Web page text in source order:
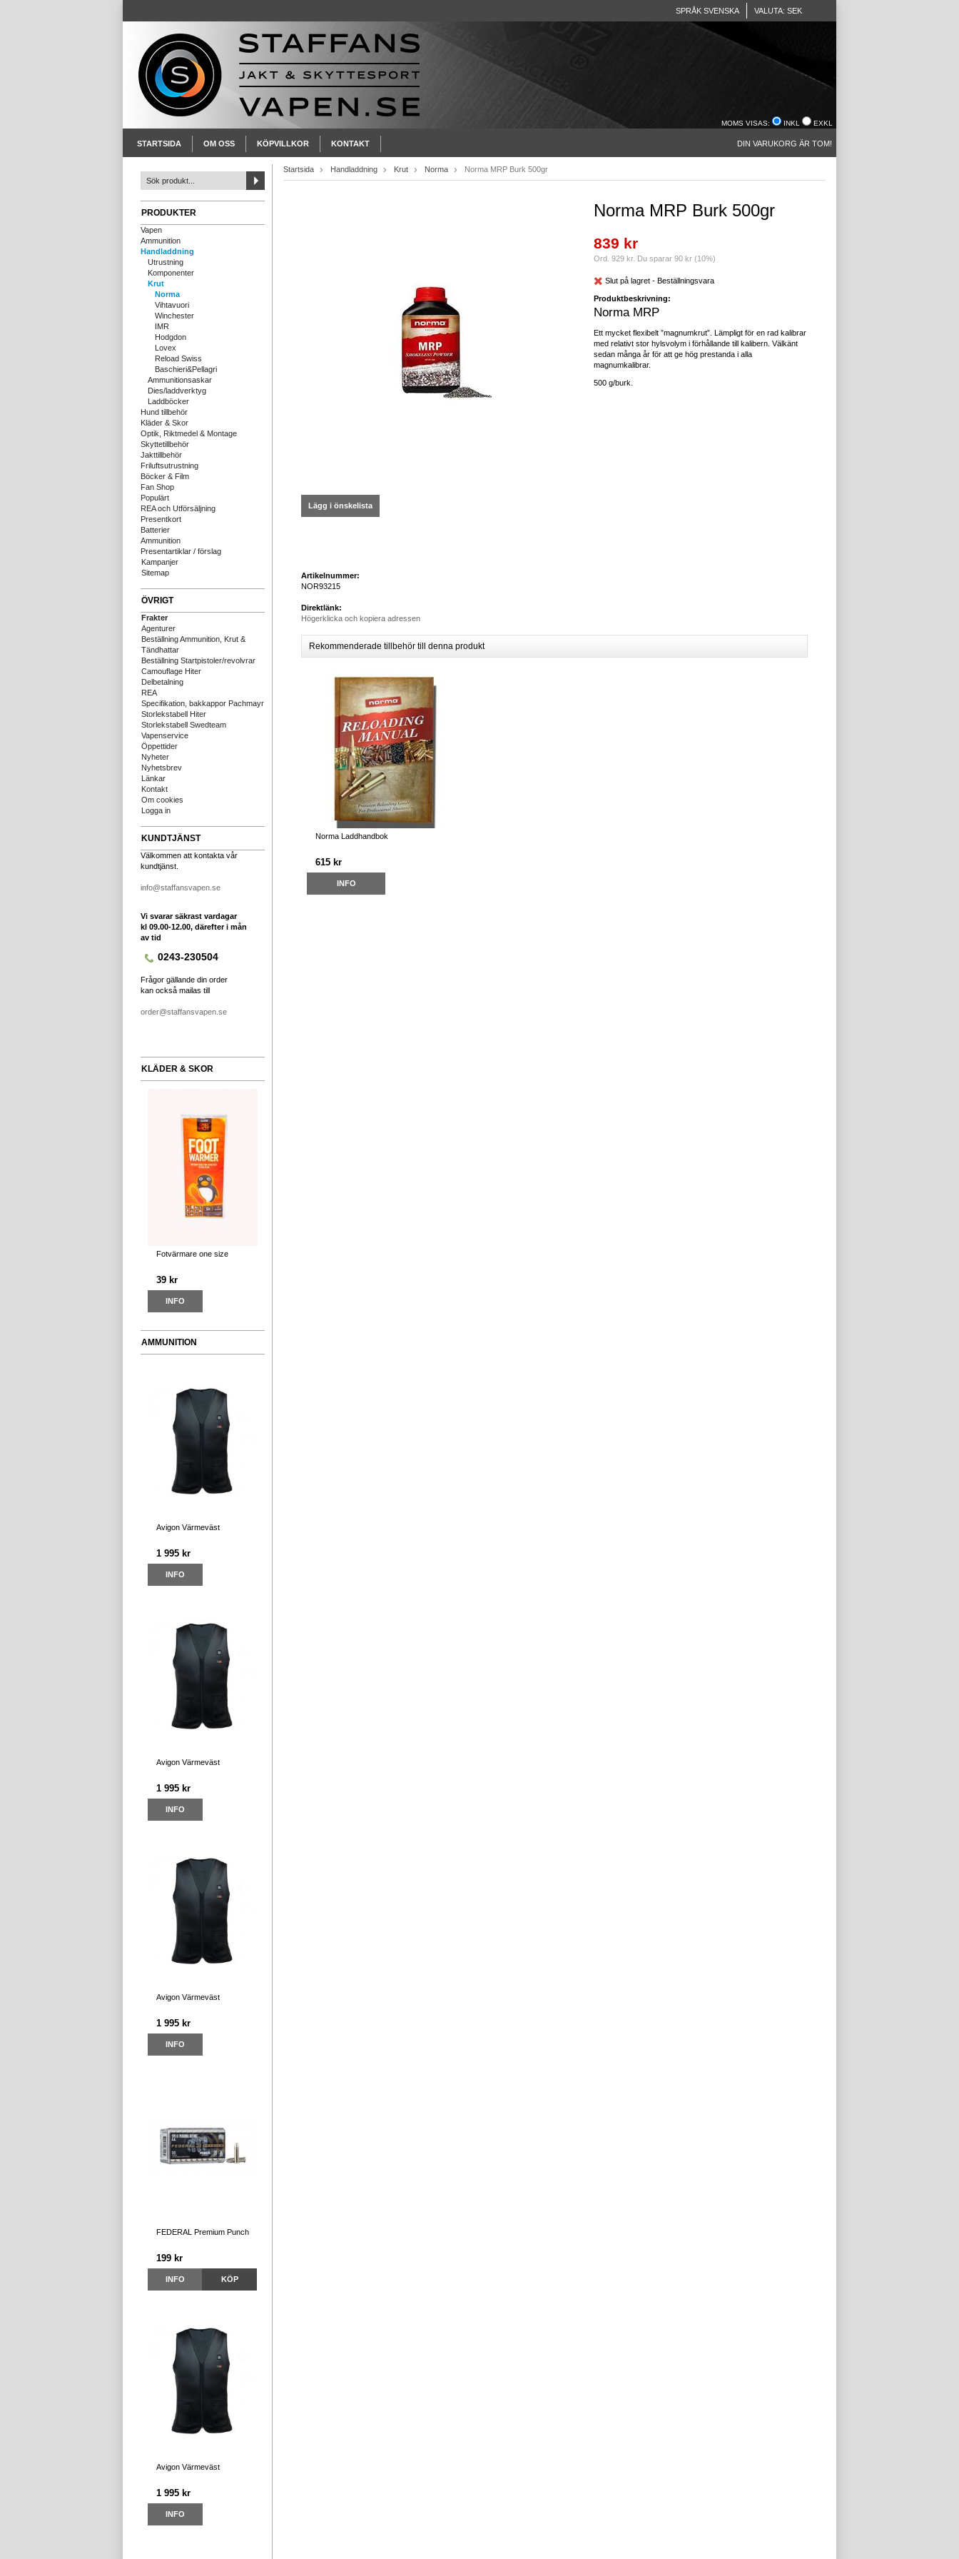
SPRÅK SVENSKA VALUTA: SEK
MOMS VISAS: INKL EXKL
STARTSIDA OM OSS KÖPVILLKOR KONTAKT DIN VARUKORG ÄR TOM!
PRODUKTER
Vapen
Ammunition
Handladdning
Utrustning
Komponenter
Krut
Norma
Vihtavuori
Winchester
IMR
Hodgdon
Lovex
Reload Swiss
Baschieri&Pellagri
Ammunitionsaskar
Dies/laddverktyg
Laddböcker
Hund tillbehör
Kläder & Skor
Optik, Riktmedel & Montage
Skyttetillbehör
Jakttillbehör
Friluftsutrustning
Böcker & Film
Fan Shop
Populärt
REA och Utförsäljning
Presentkort
Batterier
Ammunition
Presentartiklar / förslag
Kampanjer
Sitemap
ÖVRIGT
Frakter
Agenturer
Beställning Ammunition, Krut &
Tändhattar
Beställning Startpistoler/revolvrar
Camouflage Hiter
Delbetalning
REA
Specifikation, bakkappor Pachmayr
Storlekstabell Hiter
Storlekstabell Swedteam
Vapenservice
Öppettider
Nyheter
Nyhetsbrev
Länkar
Kontakt
Om cookies
Logga in
KUNDTJÄNST
Välkommen att kontakta vår
kundtjänst.
info@staffansvapen.se
Vi svarar säkrast vardagar
kl 09.00-12.00, därefter i mån
av tid
0243-230504
Frågor gällande din order
kan också mailas till
order@staffansvapen.se
KLÄDER & SKOR
Fotvärmare one size
39 kr
INFO
AMMUNITION
Avigon Värmeväst
1 995 kr
INFO
Avigon Värmeväst
1 995 kr
INFO
Avigon Värmeväst
1 995 kr
INFO
FEDERAL Premium Punch
199 kr
INFO KÖP
Avigon Värmeväst
1 995 kr
INFO
Startsida Handladdning Krut Norma Norma MRP Burk 500gr
Lägg i önskelista
Artikelnummer:
NOR93215
Direktlänk:
Högerklicka och kopiera adressen
Norma MRP Burk 500gr
839 kr
Ord. 929 kr. Du sparar 90 kr (10%)
Slut på lagret - Beställningsvara
Produktbeskrivning:
Norma MRP
Ett mycket flexibelt ”magnumkrut”. Lämpligt för en rad kalibrar
med relativt stor hylsvolym i förhållande till kalibern. Välkänt
sedan många år för att ge hög prestanda i alla
magnumkalibrar.
500 g/burk.
Rekommenderade tillbehör till denna produkt
Norma Laddhandbok
615 kr
INFO